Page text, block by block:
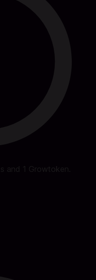
and 1 Growtoken.